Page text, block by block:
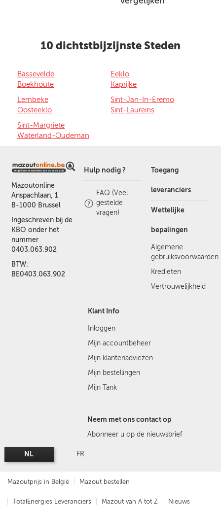
10 dichtstbijzijnste Steden
Bassevelde
Boekhoute
Eeklo
Kaprijke
Lembeke
Oosteeklo
Sint-Jan-In-Eremo
Sint-Laureins
Sint-Margriete
Waterland-Oudeman
Mazoutonline
Anspachlaan, 1
B-1000 Brussel
Ingeschreven bij de
KBO onder het
nummer
0403.063.902
BTW:
BE0403.063.902
Hulp nodig ?
FAQ (Veel
gestelde
vragen)
Toegang
leveranciers
Wettelijke
bepalingen
Algemene
gebruiksvoorwaarden
Kredieten
Vertrouwelijkheid
Klant Info
Inloggen
Mijn accountbeheer
Mijn klantenadviezen
Mijn bestellingen
Mijn Tank
Neem met ons contact op
Abonneer u op de nieuwsbrief
NL FR
Mazoutprijs in België Mazout bestellen
TotalEnergies Leveranciers Mazout van A tot Z Nieuws